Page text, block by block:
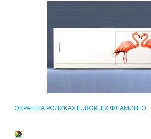
ЭКРАН НА РОЛИКАХ EUROPLEX ФЛАМИНГО